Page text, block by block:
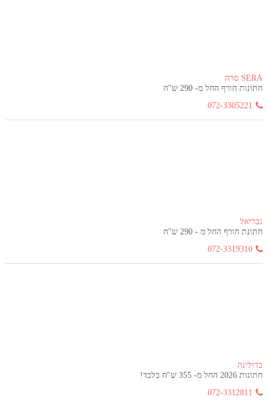
SERA סרה
חתונות חורף החל מ- 290 ש"ח
072-3305221
גבריאל
חתונת חורף החל מ - 290 ש"ח
072-3319310
בדולינה
חתונות 2026 החל מ- 355 ש"ח בלבד!
072-3312811